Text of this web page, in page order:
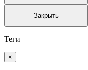
Закрыть
Теги
×